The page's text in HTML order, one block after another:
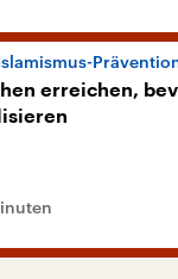
erreichen,